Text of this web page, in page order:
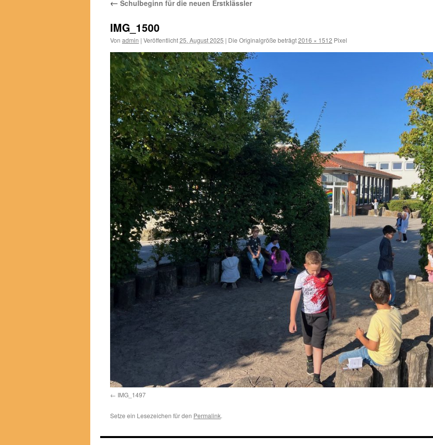
← Schulbeginn für die neuen Erstklässler
IMG_1500
Von admin | Veröffentlicht25. August 2025 | Die Originalgröße beträgt2016 × 1512 Pixel
IMG_1497
Setze ein Lesezeichen für den Permalink.